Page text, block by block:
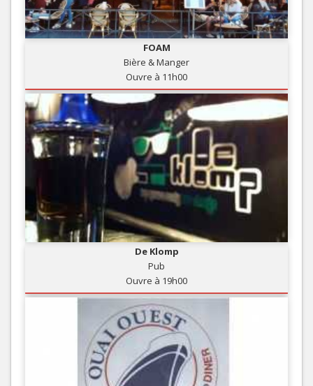
FOAM
Bière & Manger
Ouvre à 11h00
De Klomp
Pub
Ouvre à 19h00